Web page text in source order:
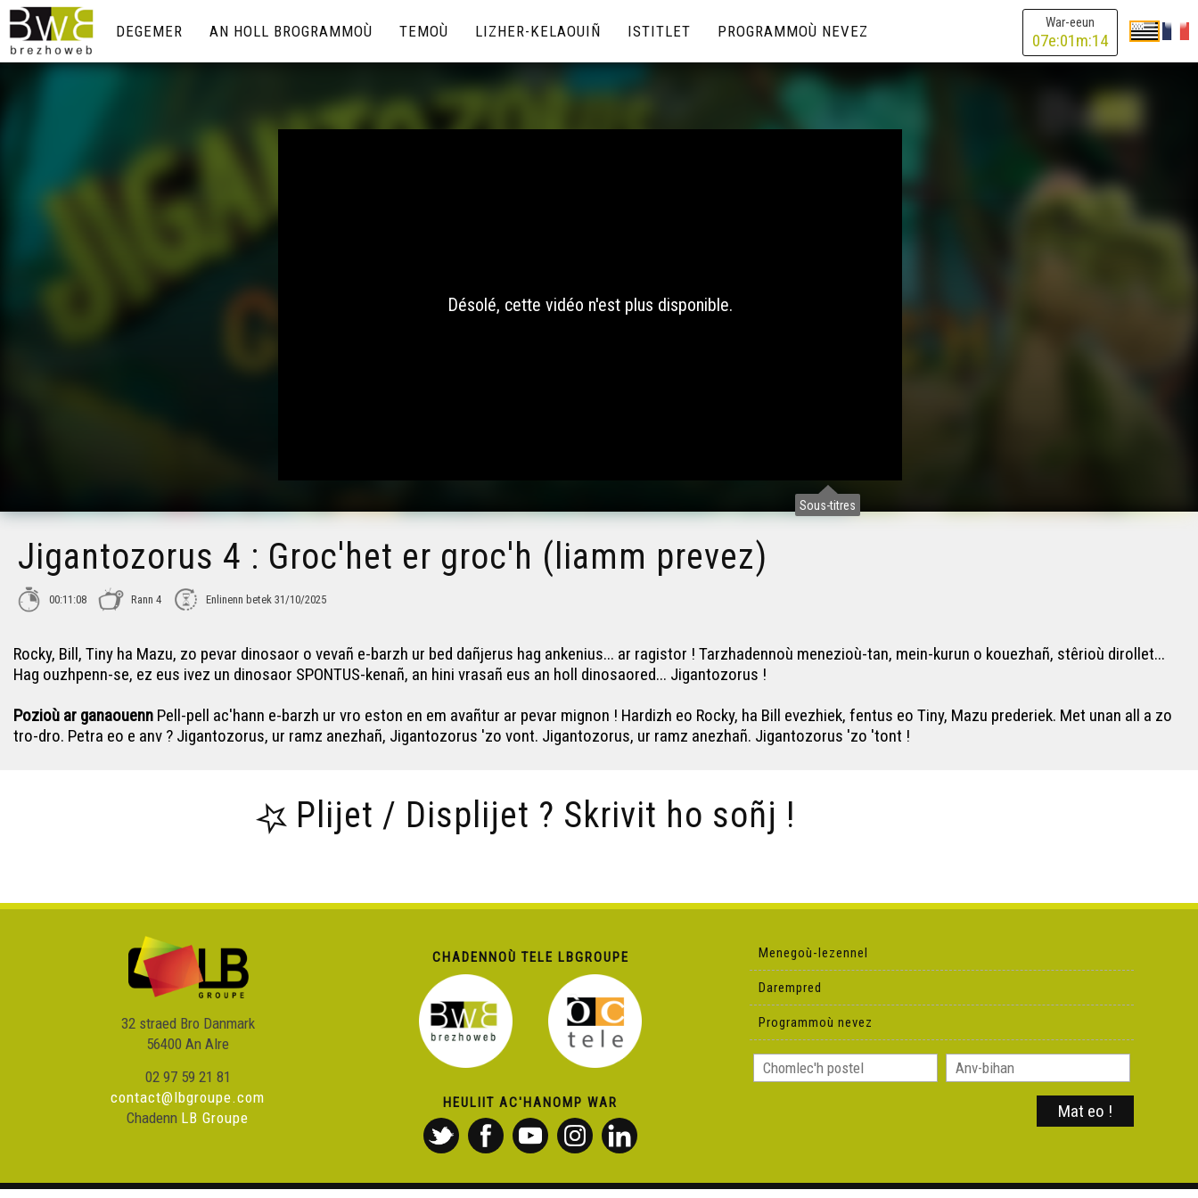
War-eeun
07e:01m:14
DEGEMER AN HOLL BROGRAMMOÙ TEMOÙ LIZHER-KELAOUIÑ ISTITLET PROGRAMMOÙ NEVEZ
Sous-titres
Désolé, cette vidéo n'est plus disponible.
Jigantozorus 4 : Groc'het er groc'h (liamm prevez)
00:11:08 Rann 4 Enlinenn betek 31/10/2025
Rocky, Bill, Tiny ha Mazu, zo pevar dinosaor o vevañ e-barzh ur bed dañjerus hag ankenius... ar ragistor ! Tarzhadennoù menezioù-tan, mein-kurun o kouezhañ, stêrioù dirollet...
Hag ouzhpenn-se, ez eus ivez un dinosaor SPONTUS-kenañ, an hini vrasañ eus an holl dinosaored... Jigantozorus !
Pozioù ar ganaouenn Pell-pell ac'hann e-barzh ur vro eston en em avañtur ar pevar mignon ! Hardizh eo Rocky, ha Bill evezhiek, fentus eo Tiny, Mazu prederiek. Met unan all a zo
tro-dro. Petra eo e anv ? Jigantozorus, ur ramz anezhañ, Jigantozorus 'zo vont. Jigantozorus, ur ramz anezhañ. Jigantozorus 'zo 'tont !
Plijet / Displijet ? Skrivit ho soñj !
32 straed Bro Danmark
56400 An Alre
02 97 59 21 81
contact@lbgroupe.com
Chadenn LB Groupe
CHADENNOÙ TELE LBGROUPE
HEULIIT AC'HANOMP WAR
Menegoù-lezennel
Darempred
Programmoù nevez